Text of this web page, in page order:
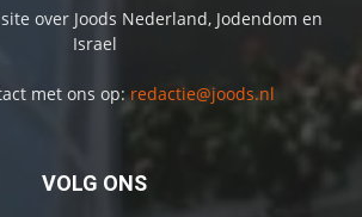
over Joods Nederland, Jodendom en
Israel
met ons op: redactie@joods.nl
VOLG ONS